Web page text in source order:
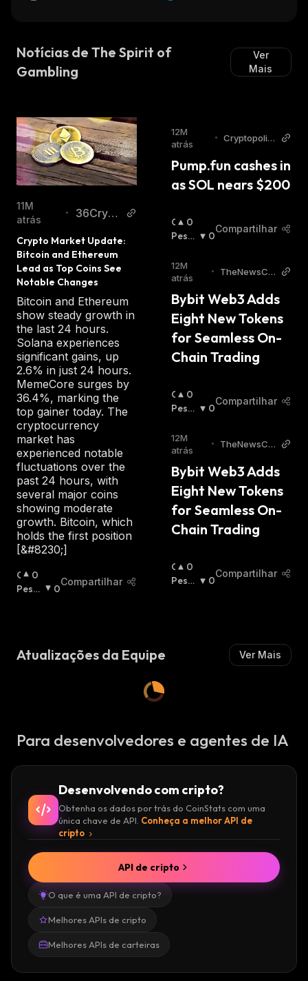
Notícias de The Spirit of
Gambling
Ver
Mais
11M
atrás
•
36Crypt
Crypto Market Update:
Bitcoin and Ethereum
Lead as Top Coins See
Notable Changes
Bitcoin and Ethereum
show steady growth in
the last 24 hours.
Solana experiences
significant gains, up
2.6% in just 24 hours.
MemeCore surges by
36.4%, marking the
top gainer today. The
cryptocurrency
market has
experienced notable
fluctuations over the
past 24 hours, with
several major coins
showing moderate
growth. Bitcoin, which
holds the first position
[&#8230;]
O
T
T
0
Pessi
0
Compartilhar
12M
atrás
•
Cryptopolita
Pump.fun cashes in
as SOL nears $200
O
T
M
I
T
A
0
Pessi
:
0
Compartilhar
12M
atrás
•
TheNewsCry
Bybit Web3 Adds
Eight New Tokens
for Seamless On-
Chain Trading
O
T
M
I
T
A
0
Pessi
:
0
Compartilhar
12M
atrás
•
TheNewsCry
Bybit Web3 Adds
Eight New Tokens
for Seamless On-
Chain Trading
O
T
0
Pessi
0
Compartilhar
Atualizações da Equipe Ver Mais
Para desenvolvedores e agentes de IA
Desenvolvendo com cripto?
Obtenha os dados por trás do CoinStats com uma
única chave de API. Conheça a melhor API de
cripto
O que é uma API de cripto?
Melhores APIs de cripto
Melhores APIs de carteiras
API de cripto